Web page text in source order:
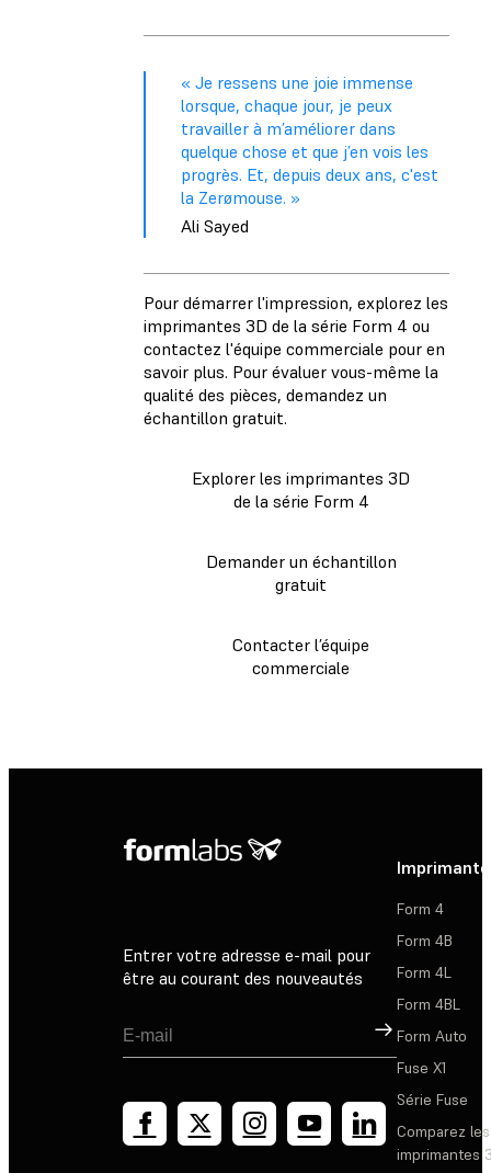
« Je ressens une joie immense
lorsque, chaque jour, je peux
travailler à m’améliorer dans
quelque chose et que j’en vois les
progrès. Et, depuis deux ans, c'est
la Zerømouse. »
Ali Sayed
Pour démarrer l'impression, explorez les
imprimantes 3D de la série Form 4 ou
contactez l'équipe commerciale pour en
savoir plus. Pour évaluer vous-même la
qualité des pièces, demandez un
échantillon gratuit.
Explorer les imprimantes 3D
de la série Form 4
Demander un échantillon
gratuit
Contacter l’équipe
commerciale
Entrer votre adresse e-mail pour
être au courant des nouveautés
Inscription
Form 4
Form 4B
Form 4L
Form 4BL
Form Auto
Fuse X1
Série Fuse
Comparez les
imprimantes